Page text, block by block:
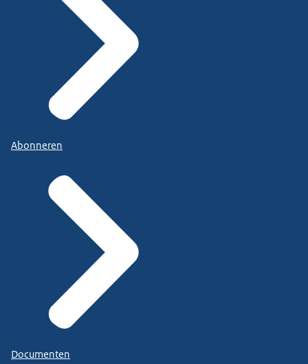
Abonneren
Documenten